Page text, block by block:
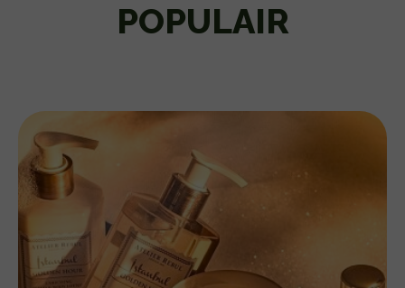
POPULAIR